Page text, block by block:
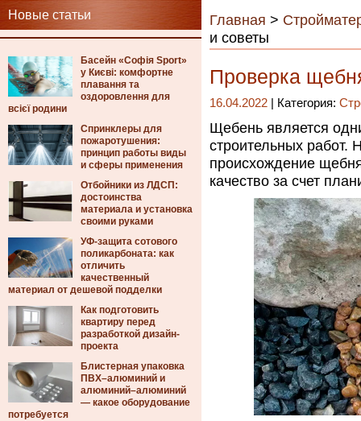
Новые статьи
Басейн «Софія Sport»
у Києві: комфортне
плавання та
оздоровлення для
всієї родини
Спринклеры для
пожаротушения:
принцип работы виды
и сферы применения
Отбойники из ЛДСП:
достоинства
материала и установка
своими руками
УФ-защита сотового
поликарбоната: как
отличить
качественный
материал от дешевой подделки
Как подготовить
квартиру перед
разработкой дизайн-
проекта
Блистерная упаковка
ПВХ–алюминий и
алюминий–алюминий
— какое оборудование
потребуется
Главная >
и советы
Проверка
16.04.2022 | Категория:
Щебень является
строительных работ.
происхождение
качество за счет